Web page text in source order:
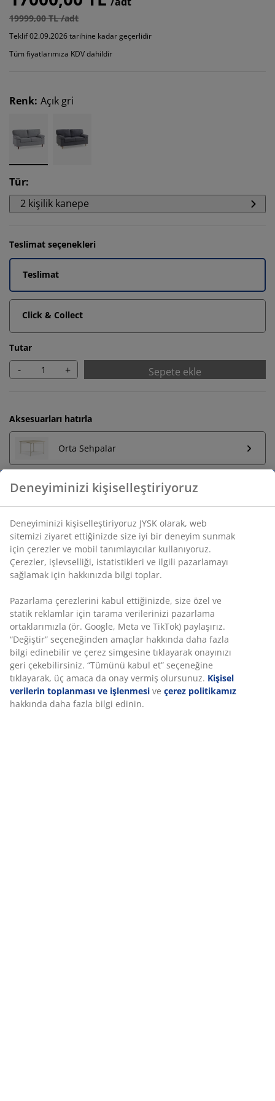
19999,00 TL /adt
Teklif 02.09.2026 tarihine kadar geçerlidir
Tüm fiyatlarımıza KDV dahildir
Renk: Açık gri
Tür:
2 kişilik kanepe
Teslimat seçenekleri
Teslimat
Click & Collect
Tutar
- + Sepete ekle
Aksesuarları hatırla
Orta Sehpalar
Sınırsız iade
Zaman sınırlaması yok - herhangi bir JYSK mağazasına
iade
Fiyat garantisi
Satın alma işleminizde 30 günlük fiyat garantisi
Seçtiğiniz hızlı ve kolay teslimat
2 kişilik kumaş kanepe. Paket yaylı ve sünger dolgulu
oturma minderi . Süngerli sırt minderi. Masif ahşap
ayaklar. G154 x Y85 x D84 cm
SKU: 3600394
Deneyiminizi kişiselleştiriyoruz
Deneyiminizi kişiselleştiriyoruz JYSK olarak, web
sitemizi ziyaret ettiğinizde size iyi bir deneyim sunmak
için çerezler ve mobil tanımlayıcılar kullanıyoruz.
Çerezler, işlevselliği, istatistikleri ve ilgili pazarlamayı
sağlamak için hakkınızda bilgi toplar.
Pazarlama çerezlerini kabul ettiğinizde, size özel ve
statik reklamlar için tarama verilerinizi pazarlama
ortaklarımızla (ör. Google, Meta ve TikTok) paylaşırız.
“Değiştir” seçeneğinden amaçlar hakkında daha fazla
bilgi edinebilir ve çerez simgesine tıklayarak onayınızı
geri çekebilirsiniz. “Tümünü kabul et” seçeneğine
tıklayarak, üç amaca da onay vermiş olursunuz. Kişisel
verilerin toplanması ve işlenmesi ve çerez politikamız
hakkında daha fazla bilgi edinin.